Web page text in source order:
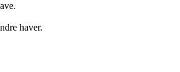
haver.